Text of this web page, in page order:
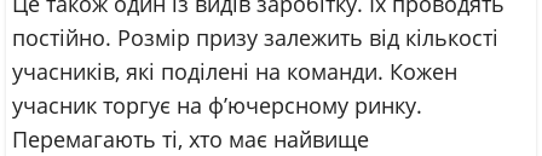
постійно. Розмір призу залежить від кількості
учасників, які поділені на команди. Кожен
учасник торгує на ф’ючерсному ринку.
Перемагають ті, хто має найвище